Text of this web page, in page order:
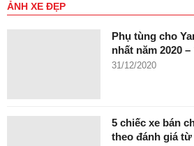
ẢNH XE ĐẸP
Phụ tùng cho
nhất năm 2020
31/12/2020
5 chiếc xe bán
theo đánh giá từ